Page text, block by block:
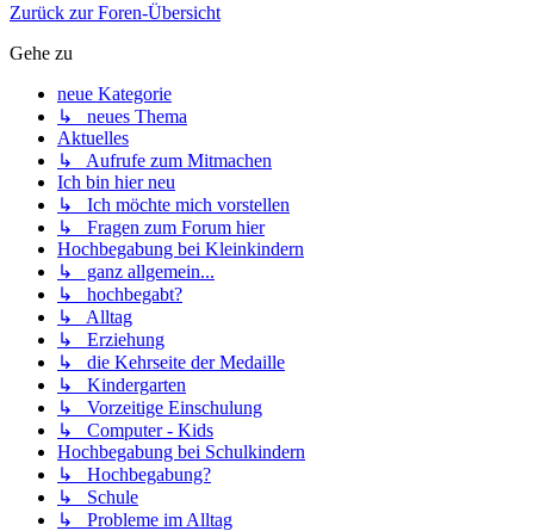
Zurück zur Foren-Übersicht
Gehe zu
neue Kategorie
↳ neues Thema
Aktuelles
↳ Aufrufe zum Mitmachen
Ich bin hier neu
↳ Ich möchte mich vorstellen
↳ Fragen zum Forum hier
Hochbegabung bei Kleinkindern
↳ ganz allgemein...
↳ hochbegabt?
↳ Alltag
↳ Erziehung
↳ die Kehrseite der Medaille
↳ Kindergarten
↳ Vorzeitige Einschulung
↳ Computer - Kids
Hochbegabung bei Schulkindern
↳ Hochbegabung?
↳ Schule
↳ Probleme im Alltag